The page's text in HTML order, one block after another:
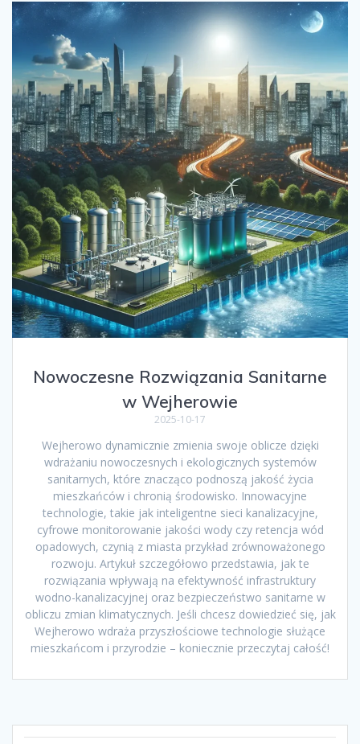
Nowoczesne Rozwiązania Sanitarne
w Wejherowie
2025-10-17
Wejherowo dynamicznie zmienia swoje oblicze dzięki
wdrażaniu nowoczesnych i ekologicznych systemów
sanitarnych, które znacząco podnoszą jakość życia
mieszkańców i chronią środowisko. Innowacyjne
technologie, takie jak inteligentne sieci kanalizacyjne,
cyfrowe monitorowanie jakości wody czy retencja wód
opadowych, czynią z miasta przykład zrównoważonego
rozwoju. Artykuł szczegółowo przedstawia, jak te
rozwiązania wpływają na efektywność infrastruktury
wodno-kanalizacyjnej oraz bezpieczeństwo sanitarne w
obliczu zmian klimatycznych. Jeśli chcesz dowiedzieć się, jak
Wejherowo wdraża przyszłościowe technologie służące
mieszkańcom i przyrodzie – koniecznie przeczytaj całość!